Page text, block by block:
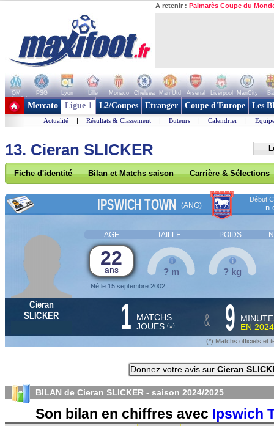
A retenir : Palmarès Coupe du
OM PSG Lyon Lille Monaco Chelsea Man Utd Arsenal Liverpool ManCity
+ de clubs
Mercato Ligue 1 L2/Coupes Etranger Coupe d'Europe Les
Actualité | Résultats & Classement | Buteurs | Calendrier |
13. Cieran SLICKER
Fiche d'identité Bilan et Matchs saison Carrière & Sélections
IPSWICH TOWN (ANG)
Début
AGE TAILLE POIDS
22
ans
Né le 15 septembre 2002
? m ? kg
Cieran
SLICKER
1 MATCHS
JOUES (*) & 9
EN
(*) Matchs officiels et
Donnez votre avis sur Cieran
BILAN de Cieran SLICKER - saison 2024/2025
Son bilan en chiffres avec Ipswich